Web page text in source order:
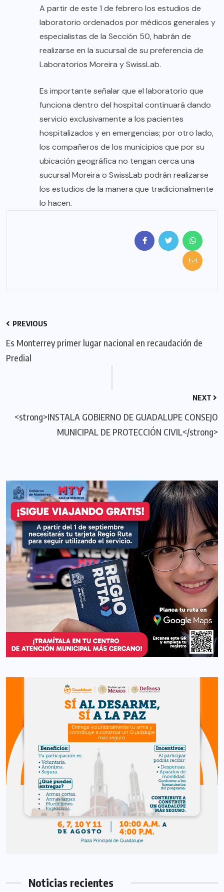
A partir de este 1 de febrero los estudios de
laboratorio ordenados por médicos generales y
especialistas de la Sección 50, habrán de
realizarse en la sucursal de su preferencia de
Laboratorios Moreira y SwissLab.
Es importante señalar que el laboratorio que
funciona dentro del hospital continuará dando
servicio exclusivamente a los pacientes
hospitalizados y en emergencias; por otro lado,
los compañeros de los municipios que por su
ubicación geográfica no tengan cerca una
sucursal Moreira o SwissLab podrán realizarse
los estudios de la manera que tradicionalmente
lo hacen.
PREVIOUS
Es Monterrey primer lugar nacional en recaudación de
Predial
NEXT
<strong>INSTALA GOBIERNO DE GUADALUPE CONSEJO
MUNICIPAL DE PROTECCIÓN CIVIL</strong>
Noticias recientes